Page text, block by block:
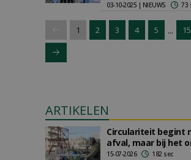
03-10-2025 | NIEUWS 73
1 2 3 4 5 ... 15
ARTIKELEN
Circulariteit begint
afval, maar bij het
15-07-2026 182 sec